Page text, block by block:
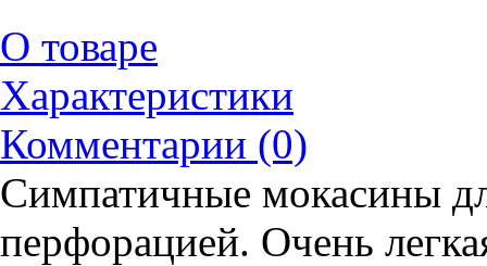
О товаре
Характеристики
Комментарии (0)
Симпатичные мокасины
перфорацией. Очень